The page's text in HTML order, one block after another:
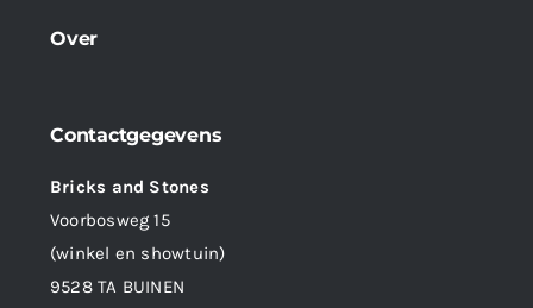
Over
Contactgegevens
Bricks and Stones
Voorbosweg 15
(winkel en showtuin)
9528 TA BUINEN